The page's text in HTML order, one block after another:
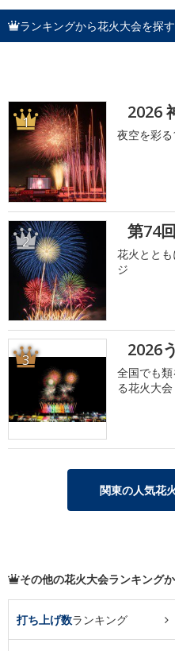
ランキングから花火大会を探す
1 2026
夜空を彩
2 第74
花火とと
ジ
3 2026
全国でも
る花火大会
関東の人気花
その他の花火大会ランキング
打ち上げ数ランキング